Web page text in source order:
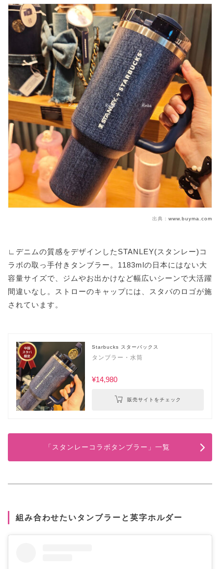
出典： www.buyma.com
∟デニムの質感をデザインしたSTANLEY(スタンレー)コ
ラボの取っ手付きタンブラー。1183mlの日本にはない大
容量サイズで、ジムやお出かけなど幅広いシーンで大活躍
間違いなし。ストローのキャップには、スタバのロゴが施
されています。
Starbucks スターバックス
タンブラー・水筒
¥14,980
販売サイトをチェック
「スタンレーコラボタンブラー」一覧
組み合わせたいタンブラーと英字ホルダー